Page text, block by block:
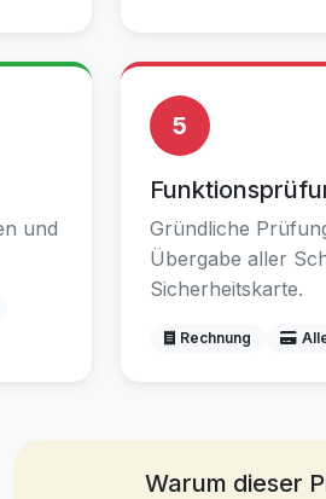
und
5
Gründliche
Übergabe aller
Sicherheitskarte.
Rechnung
Warum dieser